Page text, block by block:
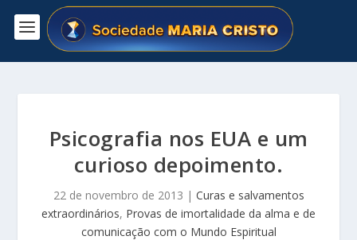
Psicografia nos EUA e um
curioso depoimento.
22 de novembro de 2013 | Curas e salvamentos
extraordinários, Provas de imortalidade da alma e de
comunicação com o Mundo Espiritual